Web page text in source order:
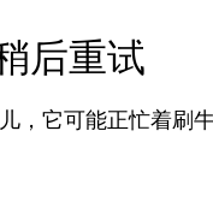
后重试
，它可能正忙着刷